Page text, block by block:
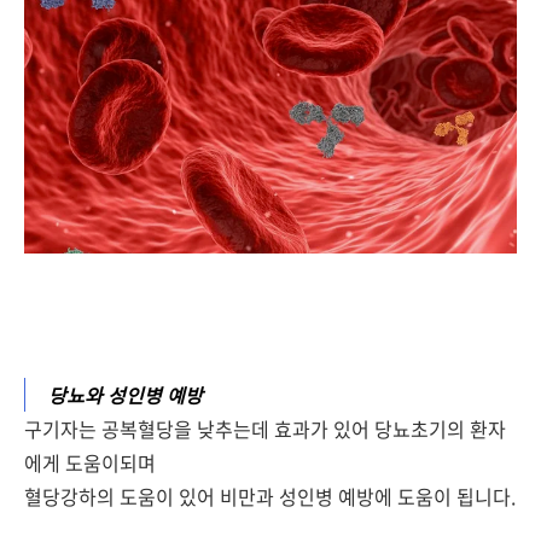
당뇨와 성인병 예방
구기자는 공복혈당을 낮추는데 효과가 있어 당뇨초기의 환자
에게 도움이되며
혈당강하의 도움이 있어 비만과 성인병 예방에 도움이 됩니다.